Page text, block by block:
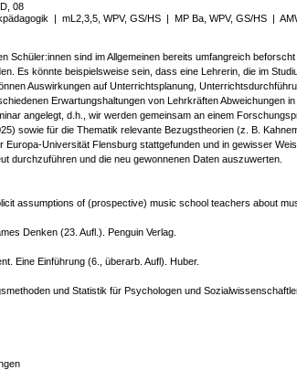
08
| mL2,3,5, WPV, GS/HS | MP Ba, WPV, GS/HS |
Schüler:innen sind im Allgemeinen bereits umfangreich
Es könnte beispielsweise sein, dass eine Lehrerin, die im
Auswirkungen auf Unterrichtsplanung,
Erwartungshaltungen von Lehrkräften Abweichungen
angelegt, d.h., wir werden gemeinsam an einem
sowie für die Thematik relevante Bezugstheorien (z. B.
Europa-Universität Flensburg stattgefunden und in gewisser
durchzuführen und die neu gewonnenen Daten auszuwerten.
assumptions of (prospective) music school teachers about
Denken (23. Aufl.). Penguin Verlag.
Eine Einführung (6., überarb. Aufl). Huber.
und Statistik für Psychologen und